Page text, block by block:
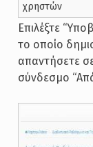
χρηστών
Επιλέξτε
το οποίο
απαντήσετε
σύνδεσμο